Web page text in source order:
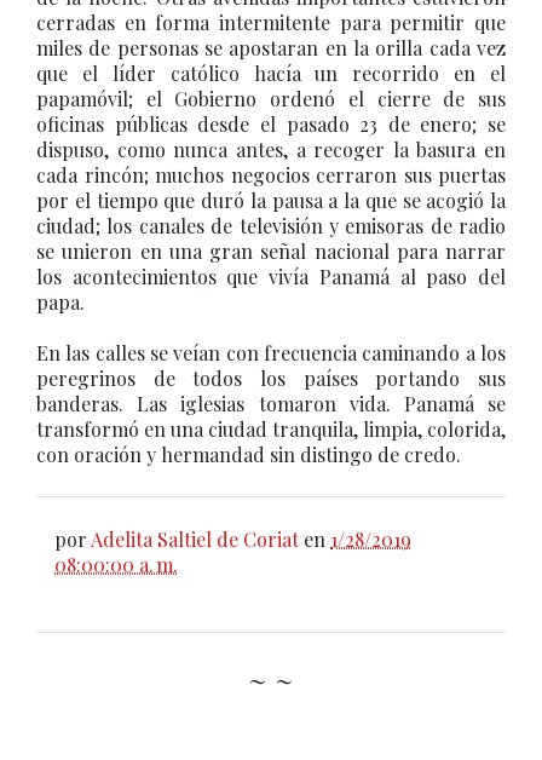
cerradas en forma intermitente para permitir que
miles de personas se apostaran en la orilla cada vez
que el líder católico hacía un recorrido en el
papamóvil; el Gobierno ordenó el cierre de sus
oficinas públicas desde el pasado 23 de enero; se
dispuso, como nunca antes, a recoger la basura en
cada rincón; muchos negocios cerraron sus puertas
por el tiempo que duró la pausa a la que se acogió la
ciudad; los canales de televisión y emisoras de radio
se unieron en una gran señal nacional para narrar
los acontecimientos que vivía Panamá al paso del
papa.
En las calles se veían con frecuencia caminando a los
peregrinos de todos los países portando sus
banderas. Las iglesias tomaron vida. Panamá se
transformó en una ciudad tranquila, limpia, colorida,
con oración y hermandad sin distingo de credo.
por Adelita Saltiel de Coriat en 1/28/2019
08:00:00 a. m.
~ ~